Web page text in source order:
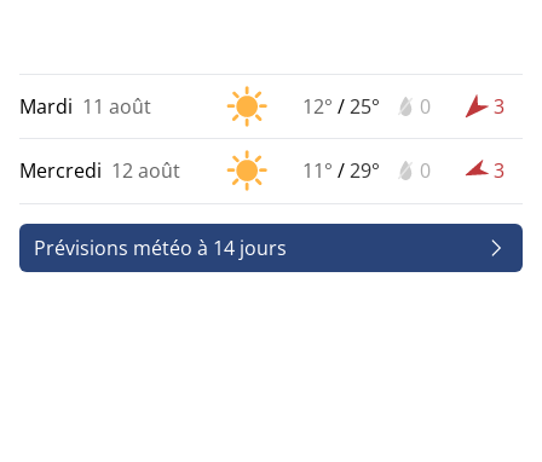
Mardi 11 août 12° /25° 0 3
Mercredi 12 août 11° /29° 0 3
Prévisions météo à 14 jours